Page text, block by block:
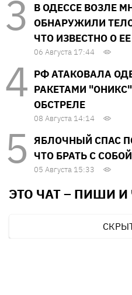
В ОДЕССЕ ВОЗЛЕ
ОБНАРУЖИЛИ
ЧТО ИЗВЕСТНО О
06 Августа 17:44
РФ АТАКОВАЛА
РАКЕТАМИ
ОБСТРЕЛЕ
08 Августа 14:14
ЯБЛОЧНЫЙ СПАС
ЧТО БРАТЬ С
05 Августа 15:33
ЭТО ЧАТ – ПИШИ И